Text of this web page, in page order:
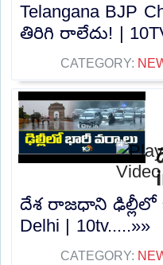
Telangana BJP
తిరిగి రాలేదు! |
CATEGORY:
దేశ రాజధాని ఢిల్లీలో
Delhi | 10tv.....»»
CATEGORY: